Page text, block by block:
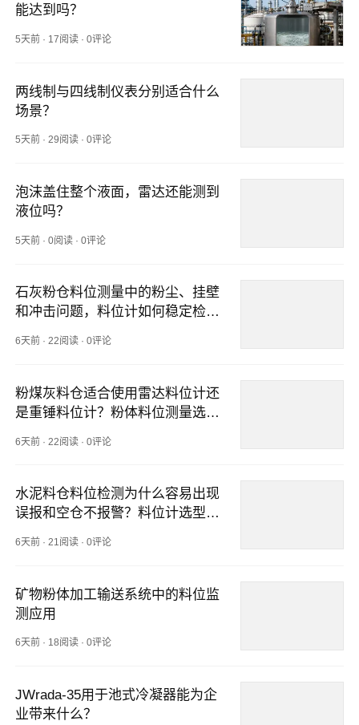
能达到吗？
5天前 · 17阅读 ·0评论
两线制与四线制仪表分别适合什么
场景？
5天前 ·29阅读 ·0评论
泡沫盖住整个液面，雷达还能测到
液位吗？
5天前 ·0阅读 ·0评论
石灰粉仓料位测量中的粉尘、挂壁
和冲击问题，料位计如何稳定检
6天前 ·22阅读 ·0评论
粉煤灰料仓适合使用雷达料位计还
是重锤料位计？粉体料位测量选型
6天前 · 22阅读 ·0评论
水泥料仓料位检测为什么容易出现
误报和空仓不报警？料位计选型与
6天前 ·21阅读 ·0评论
矿物粉体加工输送系统中的料位监
测应用
6天前 · 18阅读 ·0评论
JWrada-35用于池式冷凝器能为企
业带来什么？